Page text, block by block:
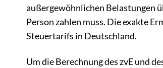
außergewöhnlichen Belastungen
Person zahlen muss. Die exakte
Steuertarifs in Deutschland.
Um die Berechnung des zvE und